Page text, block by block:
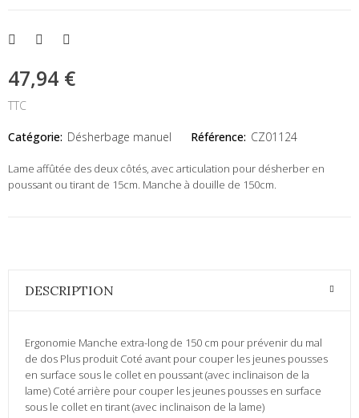
47,94 €
TTC
Catégorie: Désherbage manuel Référence: CZ01124
Lame affûtée des deux côtés, avec articulation pour désherber en
poussant ou tirant de 15cm. Manche à douille de 150cm.
DESCRIPTION
Ergonomie Manche extra-long de 150 cm pour prévenir du mal
de dos Plus produit Coté avant pour couper les jeunes pousses
en surface sous le collet en poussant (avec inclinaison de la
lame) Coté arrière pour couper les jeunes pousses en surface
sous le collet en tirant (avec inclinaison de la lame)